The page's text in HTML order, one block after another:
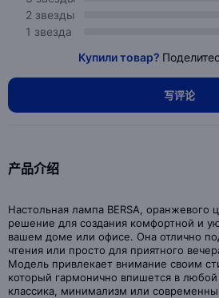
2 звезды
1 звезда
Купили товар?
写评论
产品介绍
Настольная лампа BERSA, оранжевого
решение для создания комфортной и
вашем доме или офисе. Она отлично
чтения или просто для приятного
Модель привлекает внимание своим
который гармонично впишется в любой
классика, минимализм или